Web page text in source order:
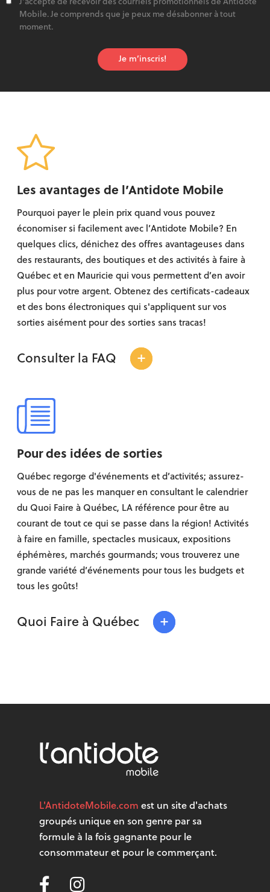
J'accepte de recevoir des courriels promotionnels de Antidote
Mobile. Je comprends que je peux me désabonner à tout
moment.
Je m’inscris!
Les avantages de l’Antidote Mobile
Pourquoi payer le plein prix quand vous pouvez
économiser si facilement avec l’Antidote Mobile? En
quelques clics, dénichez des offres avantageuses dans
des restaurants, des boutiques et des activités à faire à
Québec et en Mauricie qui vous permettent d’en avoir
plus pour votre argent. Obtenez des certificats-cadeaux
et des bons électroniques qui s'appliquent sur vos
sorties aisément pour des sorties sans tracas!
Consulter la FAQ +
Pour des idées de sorties
Québec regorge d'événements et d’activités; assurez-
vous de ne pas les manquer en consultant le calendrier
du Quoi Faire à Québec, LA référence pour être au
courant de tout ce qui se passe dans la région! Activités
à faire en famille, spectacles musicaux, expositions
éphémères, marchés gourmands; vous trouverez une
grande variété d’événements pour tous les budgets et
tous les goûts!
Quoi Faire à Québec +
L'AntidoteMobile.com est un site d'achats
groupés unique en son genre par sa
formule à la fois gagnante pour le
consommateur et pour le commerçant.